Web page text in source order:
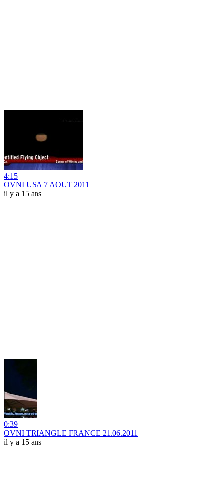
4:15
OVNI USA 7 AOUT 2011
il y a 15 ans
0:39
OVNI TRIANGLE FRANCE 21.06.2011
il y a 15 ans